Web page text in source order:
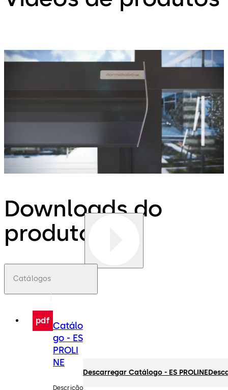
Downloads do
produto
Catálogos
pdf Catálo
go - ES
PROLI
NE
Descrição
Descarregar Catálogo - ES PROLINE